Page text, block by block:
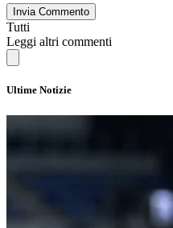
Invia Commento
Tutti
Leggi altri commenti
Ultime Notizie